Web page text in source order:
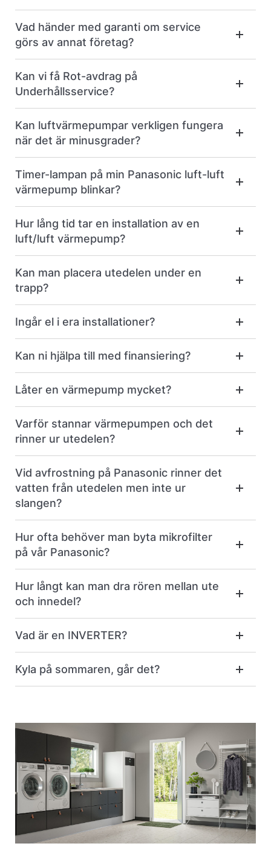
Vad händer med garanti om service
görs av annat företag?
Kan vi få Rot-avdrag på
Underhållsservice?
Kan luftvärmepumpar verkligen fungera
när det är minusgrader?
Timer-lampan på min Panasonic luft-luft
värmepump blinkar?
Hur lång tid tar en installation av en
luft/luft värmepump?
Kan man placera utedelen under en
trapp?
Ingår el i era installationer?
Kan ni hjälpa till med finansiering?
Låter en värmepump mycket?
Varför stannar värmepumpen och det
rinner ur utedelen?
Vid avfrostning på Panasonic rinner det
vatten från utedelen men inte ur
slangen?
Hur ofta behöver man byta mikrofilter
på vår Panasonic?
Hur långt kan man dra rören mellan ute
och innedel?
Vad är en INVERTER?
Kyla på sommaren, går det?